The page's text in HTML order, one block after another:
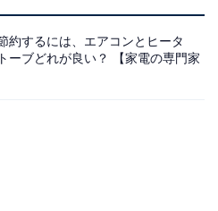
約するには、エアコンとヒータ
ーブどれが良い？ 【家電の専門家